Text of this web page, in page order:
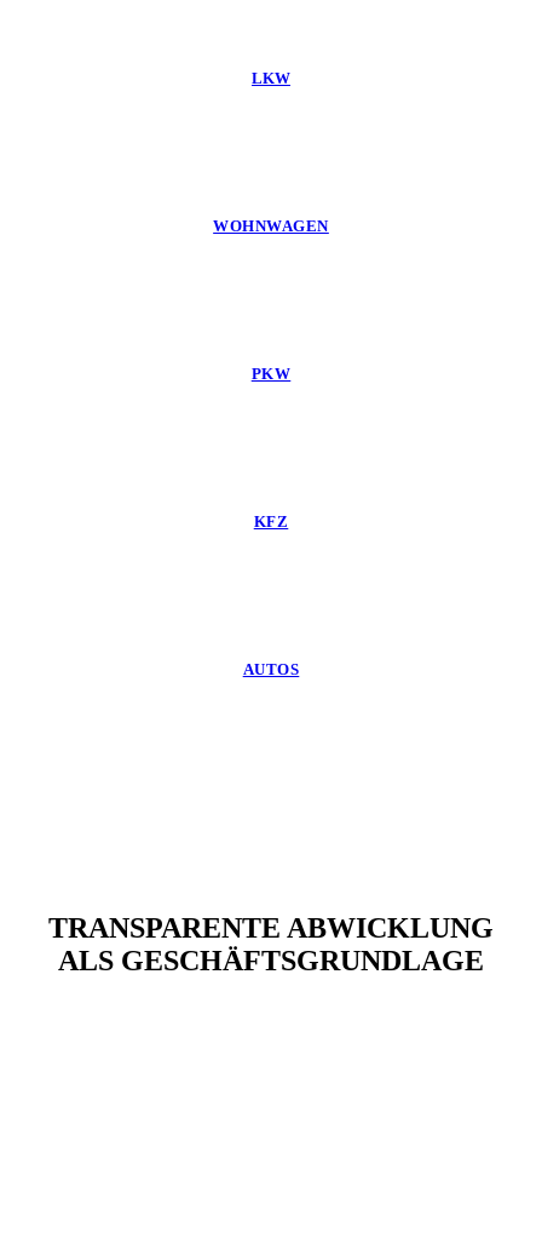
LKW
WOHNWAGEN
PKW
KFZ
AUTOS
TRANSPARENTE ABWICKLUNG
ALS GESCHÄFTSGRUNDLAGE